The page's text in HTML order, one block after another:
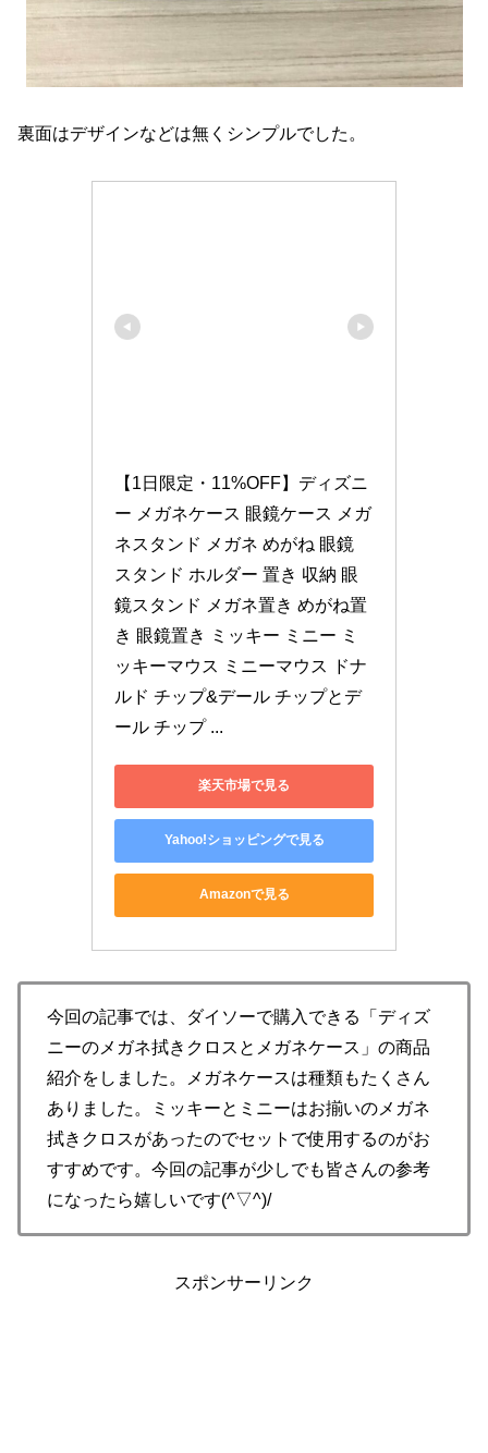
裏面はデザインなどは無くシンプルでした。
【1日限定・11%OFF】ディズニ
ー メガネケース 眼鏡ケース メガ
ネスタンド メガネ めがね 眼鏡
スタンド ホルダー 置き 収納 眼
鏡スタンド メガネ置き めがね置
き 眼鏡置き ミッキー ミニー ミ
ッキーマウス ミニーマウス ドナ
ルド チップ&デール チップとデ
ール チップ ...
楽天市場で見る
Yahoo!ショッピングで見る
Amazonで見る
今回の記事では、ダイソーで購入できる「ディズ
ニーのメガネ拭きクロスとメガネケース」の商品
紹介をしました。メガネケースは種類もたくさん
ありました。ミッキーとミニーはお揃いのメガネ
拭きクロスがあったのでセットで使用するのがお
すすめです。今回の記事が少しでも皆さんの参考
になったら嬉しいです(^▽^)/
スポンサーリンク